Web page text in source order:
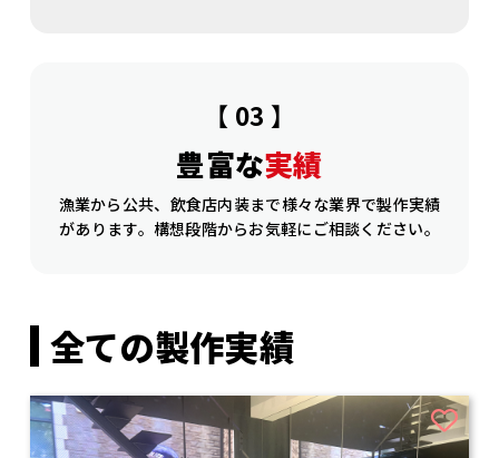
【 03 】
豊富な実績
漁業から公共、飲食店内装まで様々な業界で製作実績
があります。構想段階からお気軽にご相談ください。
全ての製作実績